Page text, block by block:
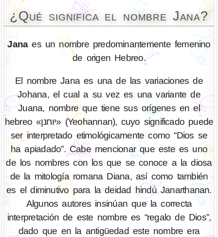
¿Qué significa el nombre Jana?
Janaes un nombre predominantemente femenino
de origen Hebreo.
El nombre Jana es una de las variaciones de
Johana, el cual a su vez es una variante de
Juana, nombre que tiene sus orígenes en el
hebreo «יוחנן» (Yeohannan), cuyo significado puede
ser interpretado etimológicamente como “Dios se
ha apiadado”. Cabe mencionar que este es uno
de los nombres con los que se conoce a la diosa
de la mitología romana Diana, así como también
es el diminutivo para la deidad hindú Janarthanan.
Algunos autores insinúan que la correcta
interpretación de este nombre es “regalo de Dios”,
dado que en la antigüedad este nombre era